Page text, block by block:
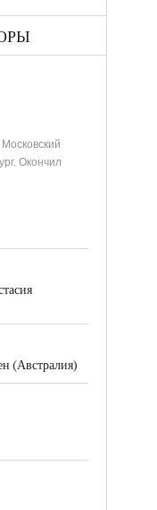
Окончил
(Австралия)